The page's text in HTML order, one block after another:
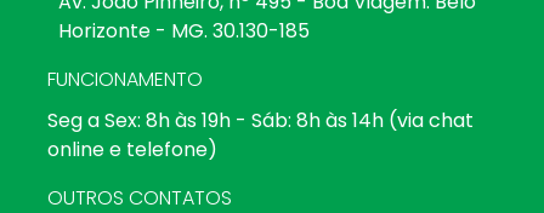
Horizonte - MG. 30.130-185
FUNCIONAMENTO
Seg a Sex: 8h às 19h - Sáb: 8h às 14h (via chat
online e telefone)
OUTROS CONTATOS